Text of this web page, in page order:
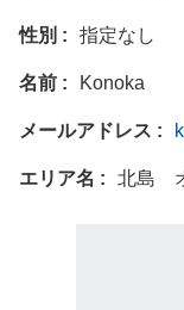
性別 指定なし
名前 Konoka
メールアドレス
エリア名 北島